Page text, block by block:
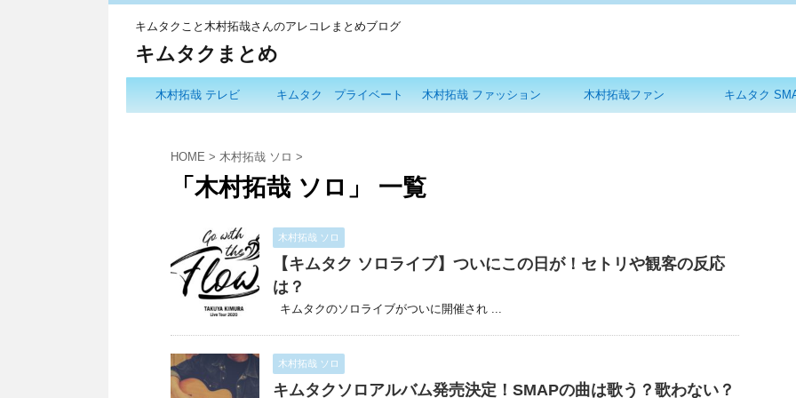
キムタクこと木村拓哉さんのアレコレまとめブログ
キムタクまとめ
木村拓哉 テレビ キムタク プライベート 木村拓哉 ファッション 木村拓哉ファン キムタク
HOME > 木村拓哉 ソロ >
「木村拓哉 ソロ」 一覧
木村拓哉 ソロ
【キムタク ソロライブ】ついにこの日が！セトリや観客の反応
は？
キムタクのソロライブがついに開催され ...
木村拓哉 ソロ
キムタクソロアルバム発売決定！SMAPの曲は歌う？歌わない？